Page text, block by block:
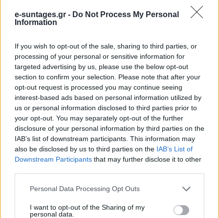
e-suntages.gr - Do Not Process My Personal
Information
If you wish to opt-out of the sale, sharing to third parties, or
processing of your personal or sensitive information for
targeted advertising by us, please use the below opt-out
section to confirm your selection. Please note that after your
opt-out request is processed you may continue seeing
interest-based ads based on personal information utilized by
us or personal information disclosed to third parties prior to
your opt-out. You may separately opt-out of the further
disclosure of your personal information by third parties on the
IAB’s list of downstream participants. This information may
also be disclosed by us to third parties on the IAB’s List of
Downstream Participants that may further disclose it to other
Please note that this website/app uses one or more Google
not limited to your visit or usage behaviour. You may click to
Personal Data Processing Opt Outs
I want to opt-out of the Sharing of my
personal data.
Τελευταία άρθρα
Εύκολες ιδέες για αρχάριους: εκλεκτικό
στιλ με γήινες αποχρώσεις στη διακόσμηση
Ταψί γλυκό με βανίλια και τραγανή
κρούστα